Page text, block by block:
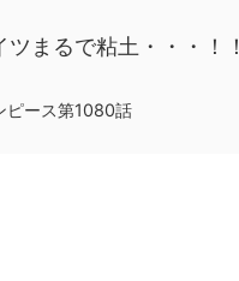
ツまるで粘土・・・！！
ピース第1080話